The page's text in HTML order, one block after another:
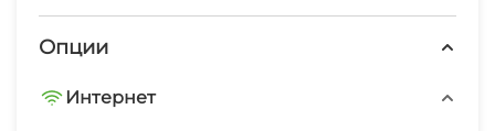
- Веревочный
- Знаменитые Водопады удаленность
Опции
Интернет